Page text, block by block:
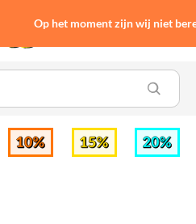
0
Op het moment zijn wij niet